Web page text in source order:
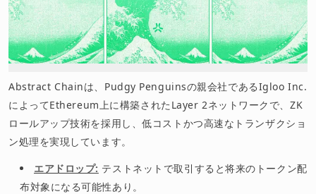
Abstract Chainは、Pudgy Penguinsの親会社であるIgloo Inc.
によってEthereum上に構築されたLayer 2ネットワークで、ZK
ロールアップ技術を採用し、低コストかつ高速なトランザクショ
ン処理を実現しています。
エアドロップ: テストネットで取引すると将来のトークン配
布対象になる可能性あり。